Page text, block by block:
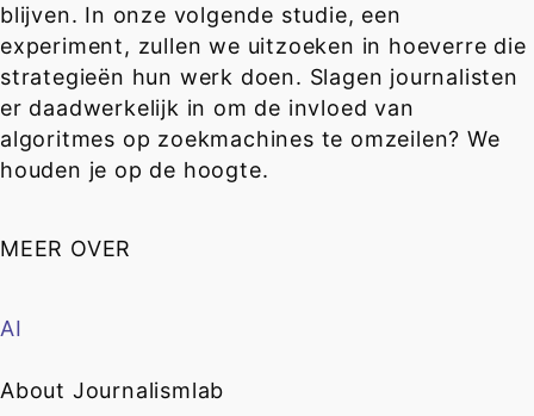
blijven. In onze volgende studie, een
experiment, zullen we uitzoeken in hoeverre die
strategieën hun werk doen. Slagen journalisten
er daadwerkelijk in om de invloed van
algoritmes op zoekmachines te omzeilen? We
houden je op de hoogte.
MEER OVER
AI
About Journalismlab